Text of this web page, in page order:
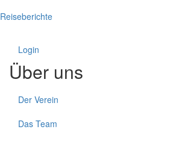
Reiseberichte
Login
Über uns
Der Verein
Das Team